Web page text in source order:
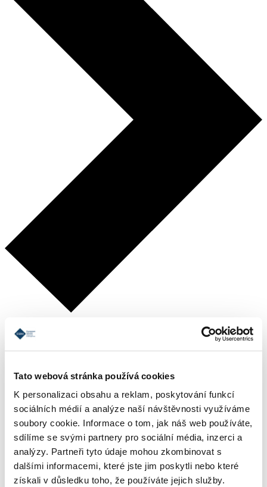
Tato webová stránka používá cookies
K personalizaci obsahu a reklam, poskytování funkcí
sociálních médií a analýze naší návštěvnosti využíváme
soubory cookie. Informace o tom, jak náš web používáte,
sdílíme se svými partnery pro sociální média, inzerci a
analýzy. Partneři tyto údaje mohou zkombinovat s
dalšími informacemi, které jste jim poskytli nebo které
získali v důsledku toho, že používáte jejich služby.
Tým ESBM
Lektoři
Akreditace a členství
Odborné workshopy
Firemní vzdělávání
Akreditované kurzy
E-learningový systém